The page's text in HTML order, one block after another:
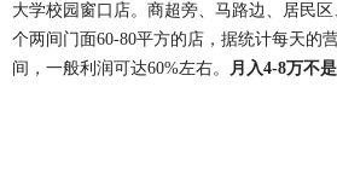
大学校园窗口店。商超旁、马路边、居民区
个两间门面60-80平方的店，据统计每天的
间，一般利润可达60%左右。 月入4-8万不是